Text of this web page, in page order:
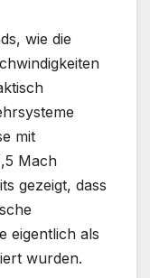
wie die
mit
Mach
gezeigt, dass
eigentlich als
wurden.